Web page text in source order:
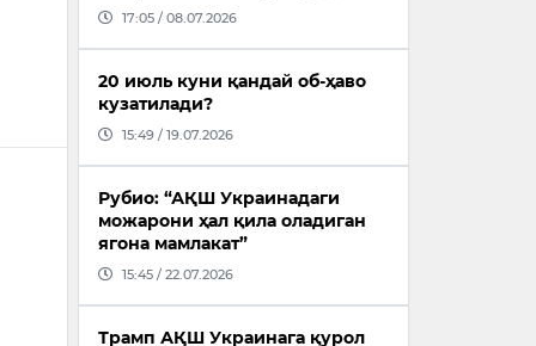
17:05 / 08.07.2026
20 июль куни қандай об-ҳаво
кузатилади?
15:49 / 19.07.2026
Рубио: “АҚШ Украинадаги
можарони ҳал қила оладиган
ягона мамлакат”
15:45 / 22.07.2026
Трамп АҚШ Украинага қурол